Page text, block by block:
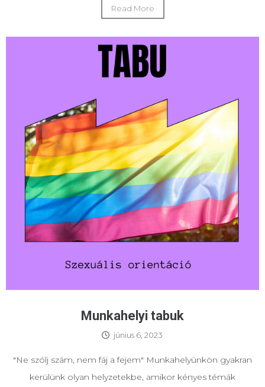
Read More
Munkahelyi tabuk
június 6, 2023
"Ne szólj szám, nem fáj a fejem" Munkahelyünkön gyakran
kerülünk olyan helyzetekbe, amikor kényes témák